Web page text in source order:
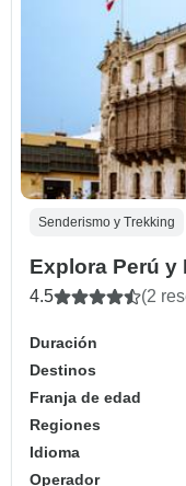
Senderismo y Trekking
Explora Perú y
4.5 (2
Duración
Destinos
Franja de edad
Regiones
Idioma
Operador